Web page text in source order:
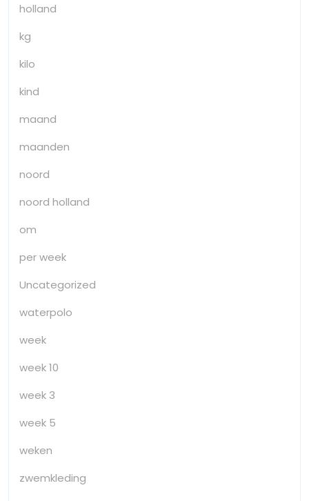
holland
kg
kilo
kind
maand
maanden
noord
noord holland
om
per week
Uncategorized
waterpolo
week
week 10
week 3
week 5
weken
zwemkleding